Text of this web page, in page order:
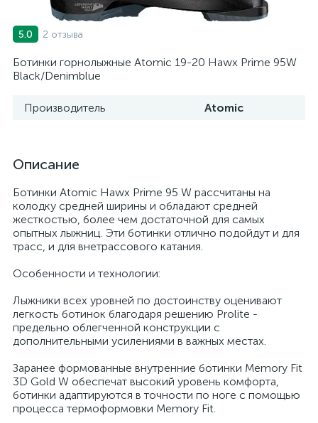
5.0 2 отзыва
Ботинки горнолыжные Atomic 19-20 Hawx Prime 95W
Black/Denimblue
Производитель Atomic
Описание
Ботинки Atomic Hawx Prime 95 W рассчитаны на
колодку средней ширины и обладают средней
жесткостью, более чем достаточной для самых
опытных лыжниц. Эти ботинки отлично подойдут и для
трасс, и для внетрассового катания.
Особенности и технологии:
Лыжники всех уровней по достоинству оценивают
легкость ботинок благодаря решению Prolite -
предельно облегченной конструкции с
дополнительными усилениями в важных местах.
Заранее формованные внутренние ботинки Memory Fit
3D Gold W обеспечат высокий уровень комфорта,
ботинки адаптируются в точности по ноге с помощью
процесса термоформовки Memory Fit.